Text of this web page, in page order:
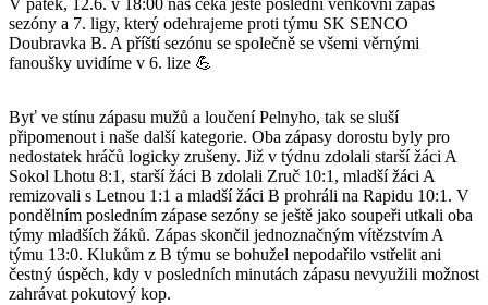
V pátek, 12.6. v 18:00 nás čeká ještě poslední venkovní zápas
sezóny a 7. ligy, který odehrajeme proti týmu SK SENCO
Doubravka B. A příští sezónu se společně se všemi věrnými
fanoušky uvidíme v 6. lize 💪
Byť ve stínu zápasu mužů a loučení Pelnyho, tak se sluší
připomenout i naše další kategorie. Oba zápasy dorostu byly pro
nedostatek hráčů logicky zrušeny. Již v týdnu zdolali starší žáci A
Sokol Lhotu 8:1, starší žáci B zdolali Zruč 10:1, mladší žáci A
remizovali s Letnou 1:1 a mladší žáci B prohráli na Rapidu 10:1. V
pondělním posledním zápase sezóny se ještě jako soupeři utkali oba
týmy mladších žáků. Zápas skončil jednoznačným vítězstvím A
týmu 13:0. Klukům z B týmu se bohužel nepodařilo vstřelit ani
čestný úspěch, kdy v posledních minutách zápasu nevyužili možnost
zahrávat pokutový kop.